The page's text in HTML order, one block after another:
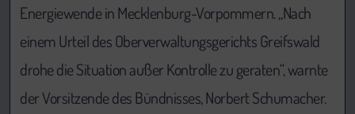
Energiewende in Mecklenburg-Vorpommern. „Nach
einem Urteil des Oberverwaltungsgerichts Greifswald
drohe die Situation außer Kontrolle zu geraten“, warnte
der Vorsitzende des Bündnisses, Norbert Schumacher.